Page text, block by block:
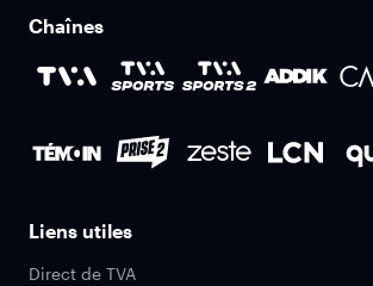
Chaînes
Liens utiles
Direct de TVA